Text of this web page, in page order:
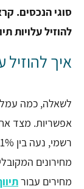
סוגי הנכסים.
להוזיל עלויות
איך
לשאלה, כמה
אפשריות. מצד
מחירונים
מחירים עבור